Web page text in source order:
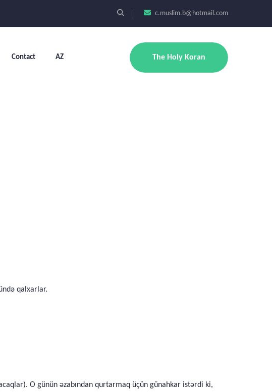
c.muslim.b@hotmail.com
Contact AZ The Holy Koran
qalxarlar.
O günün əzabından qurtarmaq üçün günahkar istərdi ki,